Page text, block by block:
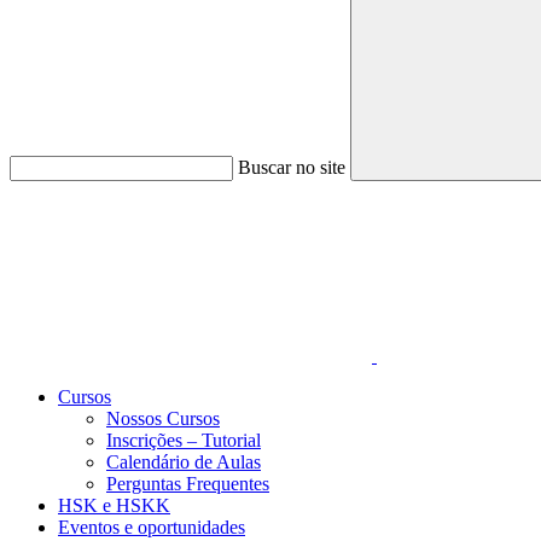
Buscar no site
Cursos
Nossos Cursos
Inscrições – Tutorial
Calendário de Aulas
Perguntas Frequentes
HSK e HSKK
Eventos e oportunidades